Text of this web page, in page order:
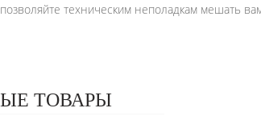
техническим неполадкам мешать
ТОВАРЫ